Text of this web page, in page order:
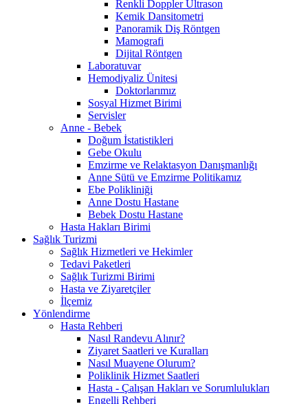
Renkli Doppler Ultrason
Kemik Dansitometri
Panoramik Diş Röntgen
Mamografi
Dijital Röntgen
Laboratuvar
Hemodiyaliz Ünitesi
Doktorlarımız
Sosyal Hizmet Birimi
Servisler
Anne - Bebek
Doğum İstatistikleri
Gebe Okulu
Emzirme ve Relaktasyon Danışmanlığı
Anne Sütü ve Emzirme Politikamız
Ebe Polikliniği
Anne Dostu Hastane
Bebek Dostu Hastane
Hasta Hakları Birimi
Sağlık Turizmi
Sağlık Hizmetleri ve Hekimler
Tedavi Paketleri
Sağlık Turizmi Birimi
Hasta ve Ziyaretçiler
İlçemiz
Yönlendirme
Hasta Rehberi
Nasıl Randevu Alınır?
Ziyaret Saatleri ve Kuralları
Nasıl Muayene Olurum?
Poliklinik Hizmet Saatleri
Hasta - Çalışan Hakları ve Sorumlulukları
Engelli Rehberi